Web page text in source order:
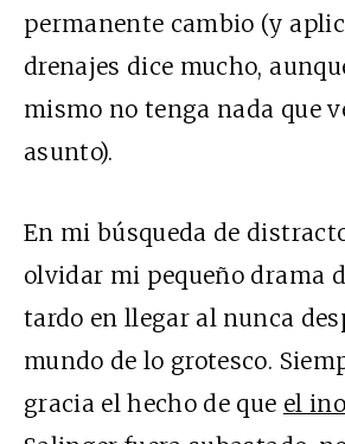
permanente cambio (y
drenajes dice mucho,
mismo no tenga nada que
asunto).
En mi búsqueda de
olvidar mi pequeño drama
tardo en llegar al nunca
mundo de lo grotesco.
gracia el hecho de que el